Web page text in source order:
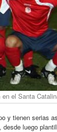
el Santa
y tienen serias
luego